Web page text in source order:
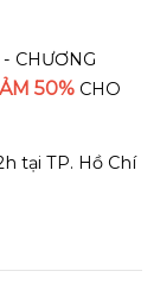
CHƯƠNG
50% CHO
tại TP. Hồ Chí